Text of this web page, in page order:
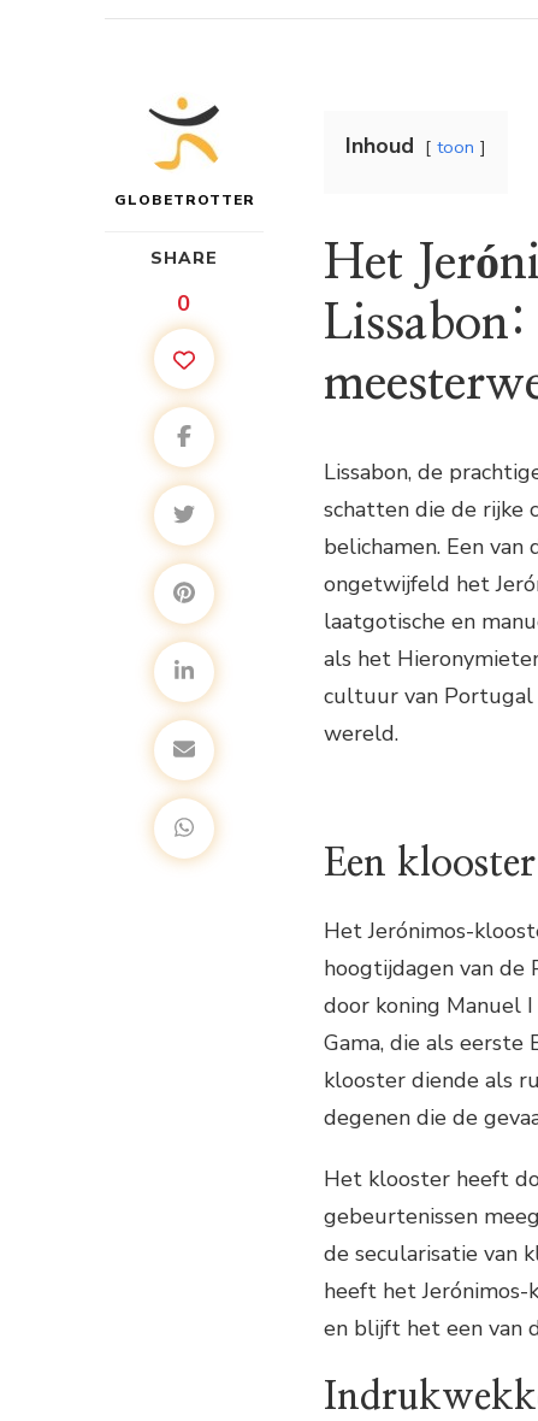
GLOBETROTTER
SHARE
0
Inhoud toon
Het
Lissabon, de
schatten die de rijke
belichamen. Een
ongetwijfeld het
laatgotische en
als het
cultuur van Portugal
wereld.
Een
Het Jerónimos-
hoogtijdagen van
door koning Manuel
Gama, die als eerste
klooster diende als
degenen die de
Het klooster heeft
gebeurtenissen
de secularisatie van
heeft het
en blijft het een van